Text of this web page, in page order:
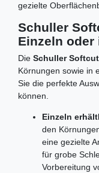
gezielte
Schuller
Einzeln
Die Schuller
Körnungen sowie in
Sie die perfekte
können.
Einzeln
den
eine gezielte
für grobe
Vorbereitung